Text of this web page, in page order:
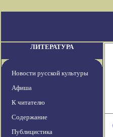
ЛИТЕРАТУРА
Новости русской культуры
Афиша
К читателю
Содержание
Публицистика